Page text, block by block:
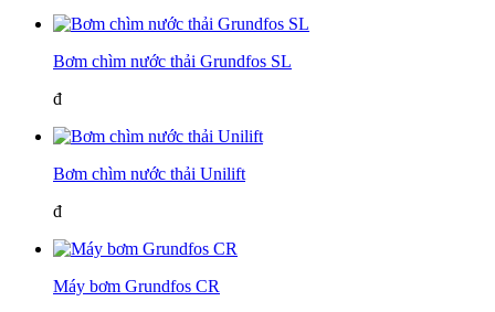
Bơm chìm nước thải Grundfos SL
đ
Bơm chìm nước thải Unilift
đ
Máy bơm Grundfos CR